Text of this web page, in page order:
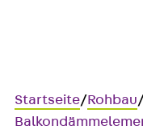
Startseite/Rohbau